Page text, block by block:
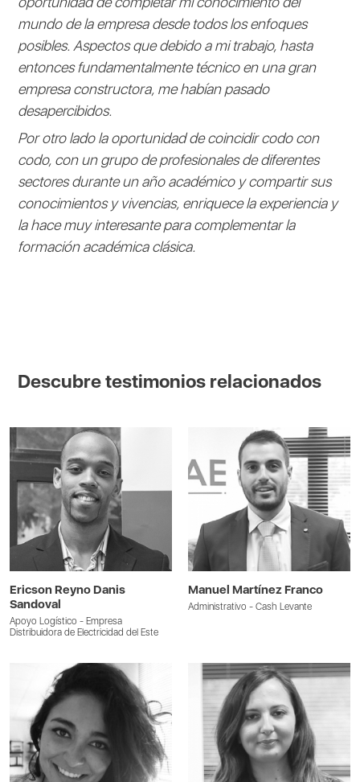
mundo de la empresa desde todos los enfoques
posibles. Aspectos que debido a mi trabajo, hasta
entonces fundamentalmente técnico en una gran
empresa constructora, me habían pasado
desapercibidos.
Por otro lado la oportunidad de coincidir codo con
codo, con un grupo de profesionales de diferentes
sectores durante un año académico y compartir sus
conocimientos y vivencias, enriquece la experiencia y
la hace muy interesante para complementar la
formación académica clásica.
Descubre testimonios relacionados
Ericson Reyno Danis
Sandoval
Apoyo Logístico - Empresa
Distribuidora de Electricidad del Este
Manuel Martínez Franco
Administrativo - Cash Levante